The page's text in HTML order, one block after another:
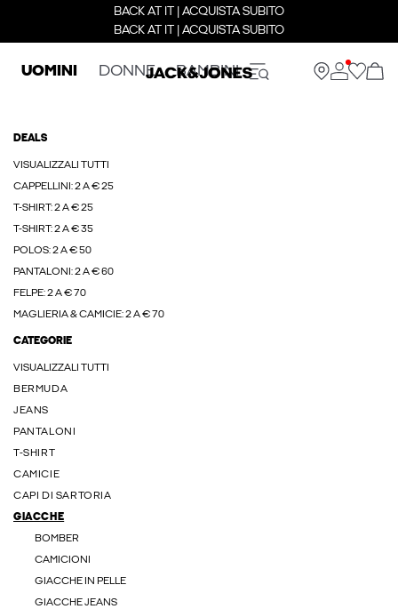
BACK AT IT | ACQUISTA SUBITO
BACK AT IT | ACQUISTA SUBITO
UOMINI DONNE BAMBINI
DEALS
VISUALIZZALI TUTTI
CAPPELLINI: 2 A € 25
T-SHIRT: 2 A € 25
T-SHIRT: 2 A € 35
POLOS: 2 A € 50
PANTALONI: 2 A € 60
FELPE: 2 A € 70
MAGLIERIA & CAMICIE: 2 A € 70
CATEGORIE
VISUALIZZALI TUTTI
BERMUDA
JEANS
PANTALONI
T-SHIRT
CAMICIE
CAPI DI SARTORIA
GIACCHE
BOMBER
CAMICIONI
GIACCHE IN PELLE
GIACCHE JEANS